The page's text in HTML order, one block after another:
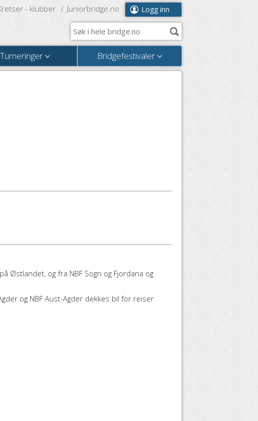
Logg inn
- klubber Juniorbridge.no
Turneringer Bridgefestivaler
Østlandet, og fra NBF Sogn og Fjordana og
og NBF Aust-Agder dekkes bil for reiser